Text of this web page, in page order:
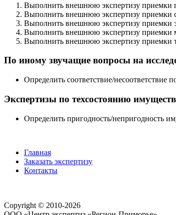
Выполнить внешнюю экспертизу приемки
Выполнить внешнюю экспертизу приемки
Выполнить внешнюю экспертизу приемки
Выполнить внешнюю экспертизу приемки
Выполнить внешнюю экспертизу приемки
По иному звучащие вопросы на
Определить соответствие/
Экспертизы по техсостоянию
Определить пригодность/непригодность
Главная
Заказать экспертизу
Контакты
Copyright © 2010-2026